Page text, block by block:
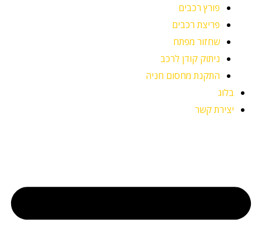
פורץ רכבים
פריצת רכבים
שחזור מפתח
ניתוק קודן לרכב
התקנת מחסום חניה
בלוג
יצירת קשר